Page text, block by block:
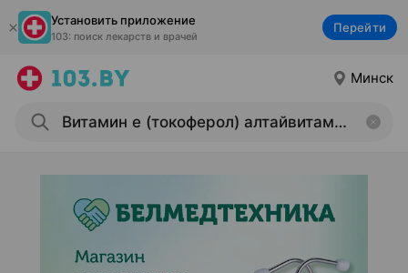
Установить приложение
103: поиск лекарств и врачей
Перейти
Минск